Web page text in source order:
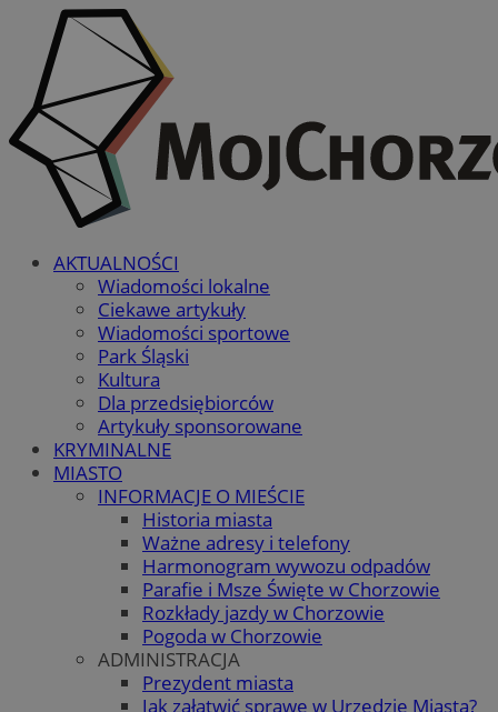
AKTUALNOŚCI
Wiadomości lokalne
Ciekawe artykuły
Wiadomości sportowe
Park Śląski
Kultura
Dla przedsiębiorców
Artykuły sponsorowane
KRYMINALNE
MIASTO
INFORMACJE O MIEŚCIE
Historia miasta
Ważne adresy i telefony
Harmonogram wywozu odpadów
Parafie i Msze Święte w Chorzowie
Rozkłady jazdy w Chorzowie
Pogoda w Chorzowie
ADMINISTRACJA
Prezydent miasta
Jak załatwić sprawę w Urzędzie Miasta?